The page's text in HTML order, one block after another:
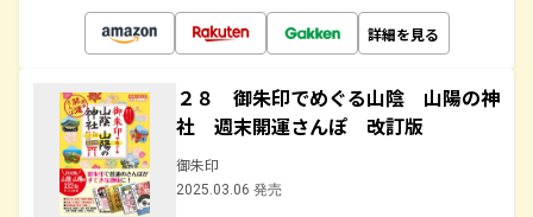
詳細を見る
２８ 御朱印でめぐる山陰 山陽の神
社 週末開運さんぽ 改訂版
御朱印
2025.03.06 発売